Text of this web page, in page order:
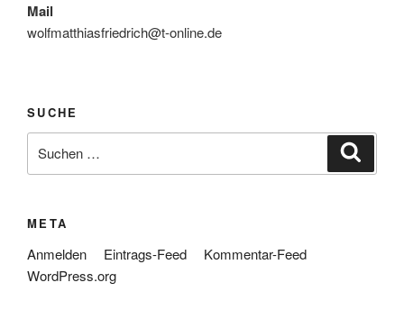
Mail
wolfmatthiasfriedrich@t-online.de
SUCHE
nach:
META
Anmelden Eintrags-Feed
Kommentar-Feed
WordPress.org